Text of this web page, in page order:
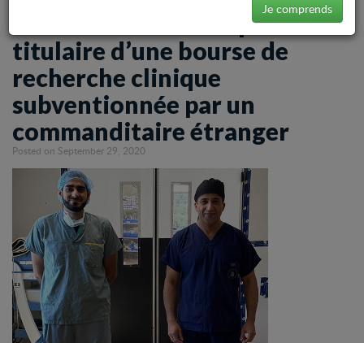
Je comprends
L’EMNO accueille le premier
titulaire d’une bourse de
recherche clinique
subventionnée par un
commanditaire étranger
Posted on September 29, 2020